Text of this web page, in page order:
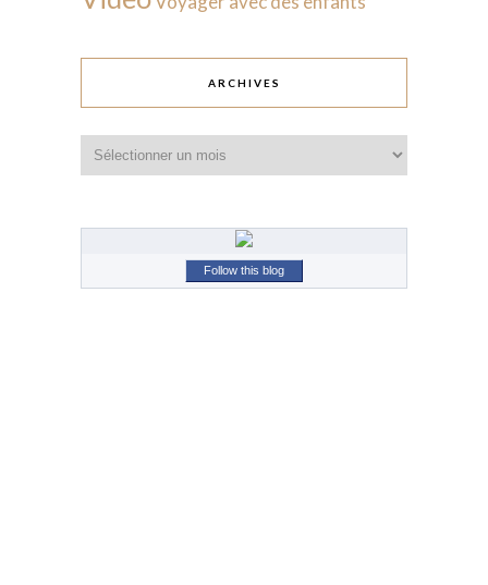
ARCHIVES
Follow this blog